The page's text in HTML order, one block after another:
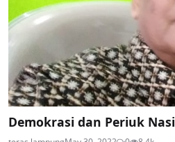
Demokrasi dan Periuk Nasi